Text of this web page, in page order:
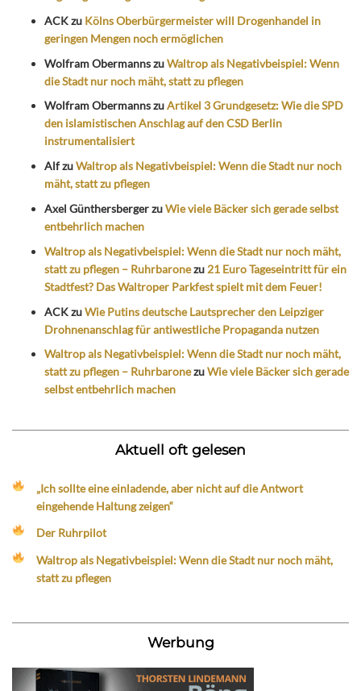
ACKzu Kölns Oberbürgermeister will Drogenhandel in
geringen Mengen noch ermöglichen
Wolfram ObermannszuWaltrop als Negativbeispiel: Wenn
die Stadt nur noch mäht, statt zu pflegen
Wolfram ObermannszuArtikel 3 Grundgesetz: Wie die SPD
den islamistischen Anschlag auf den CSD Berlin
instrumentalisiert
AlfzuWaltrop als Negativbeispiel: Wenn die Stadt nur noch
mäht, statt zu pflegen
Axel GünthersbergerzuWie viele Bäcker sich gerade selbst
entbehrlich machen
Waltrop als Negativbeispiel: Wenn die Stadt nur noch mäht,
statt zu pflegen – Ruhrbaronezu 21 Euro Tageseintritt für ein
Stadtfest? Das Waltroper Parkfest spielt mit dem Feuer!
ACKzuWie Putins deutsche Lautsprecher den Leipziger
Drohnenanschlag für antiwestliche Propaganda nutzen
Waltrop als Negativbeispiel: Wenn die Stadt nur noch mäht,
statt zu pflegen – RuhrbaronezuWie viele Bäcker sich gerade
selbst entbehrlich machen
Aktuell oft gelesen
„Ich sollte eine einladende, aber nicht auf die Antwort
eingehende Haltung zeigen“
Der Ruhrpilot
Waltrop als Negativbeispiel: Wenn die Stadt nur noch mäht,
statt zu pflegen
Werbung